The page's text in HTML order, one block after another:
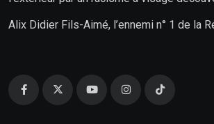
Alix Didier Fils-Aimé, l’ennemi n° 1 de la